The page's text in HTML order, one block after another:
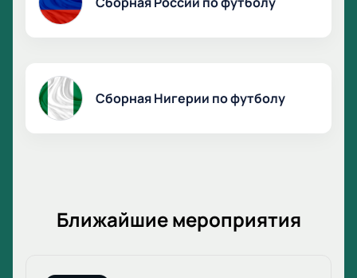
Сборная Нигерии по футболу
Ближайшие мероприятия